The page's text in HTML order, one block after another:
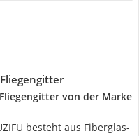
von der Marke
besteht aus Fiberglas-